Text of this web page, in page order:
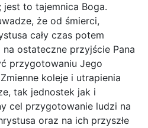
to tajemnica Boga.
że od śmierci,
cały czas potem
ostateczne przyjście Pana
przygotowaniu Jego
koleje i utrapienia
tak jednostek jak i
cel przygotowanie ludzi na
oraz na ich przyszłe